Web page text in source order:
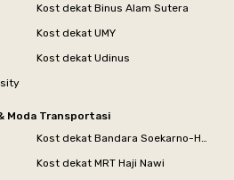
Kost dekat Binus Alam Sutera
Kost dekat UMY
Kost dekat Udinus
Moda Transportasi
Kost dekat MRT Haji Nawi